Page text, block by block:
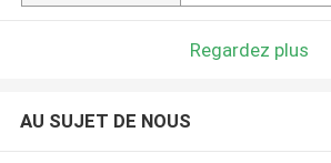
Regardez plus
AU SUJET DE NOUS